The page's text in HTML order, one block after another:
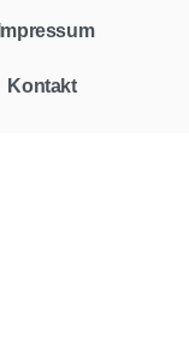
Impressum
Kontakt